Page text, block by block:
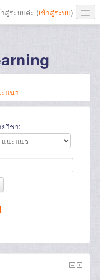
สู่ระบบค่ะ (เข้าสู่ระบบ)
แนว
ยวิชา: